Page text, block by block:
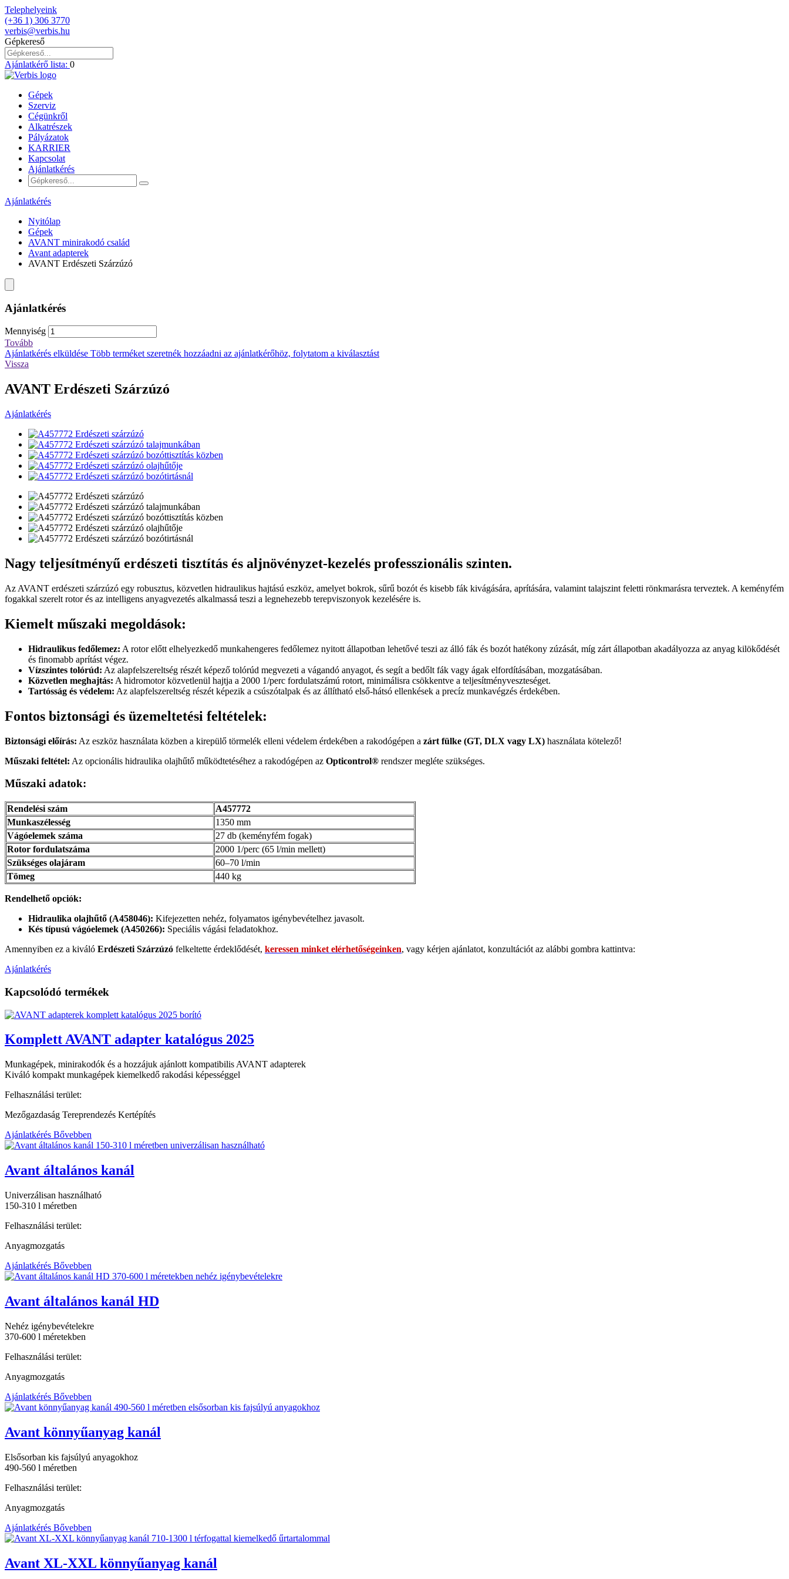
Telephelyeink
(+36 1) 306 3770
verbis@verbis.hu
Gépkereső
Ajánlatkérő lista: 0
Gépek
Szerviz
Cégünkről
Alkatrészek
Pályázatok
KARRIER
Kapcsolat
Ajánlatkérés
Ajánlatkérés
Nyitólap
Gépek
AVANT minirakodó család
Avant adapterek
AVANT Erdészeti Szárzúzó
Ajánlatkérés
Mennyiség
Tovább
Ajánlatkérés elküldése Több terméket szeretnék hozzáadni az ajánlatkérőhöz, folytatom a kiválasztást
Vissza
AVANT Erdészeti Szárzúzó
Ajánlatkérés
Nagy teljesítményű erdészeti tisztítás és aljnövényzet-kezelés professzionális szinten.
Az AVANT erdészeti szárzúzó egy robusztus, közvetlen hidraulikus hajtású eszköz, amelyet bokrok, sűrű bozót és kisebb fák kivágására, aprítására, valamint talajszint feletti rönkmarásra terveztek. A keményfém
fogakkal szerelt rotor és az intelligens anyagvezetés alkalmassá teszi a legnehezebb terepviszonyok kezelésére is.
Kiemelt műszaki megoldások:
Hidraulikus fedőlemez: A rotor előtt elhelyezkedő munkahengeres fedőlemez nyitott állapotban lehetővé teszi az álló fák és bozót hatékony zúzását, míg zárt állapotban akadályozza az anyag kilökődését
és finomabb aprítást végez.
Vízszintes tolórúd: Az alapfelszereltség részét képező tolórúd megvezeti a vágandó anyagot, és segít a bedőlt fák vagy ágak elfordításában, mozgatásában.
Közvetlen meghajtás: A hidromotor közvetlenül hajtja a 2000 1/perc fordulatszámú rotort, minimálisra csökkentve a teljesítményveszteséget.
Tartósság és védelem: Az alapfelszereltség részét képezik a csúszótalpak és az állítható első-hátsó ellenkések a precíz munkavégzés érdekében.
Fontos biztonsági és üzemeltetési feltételek:
Biztonsági előírás: Az eszköz használata közben a kirepülő törmelék elleni védelem érdekében a rakodógépen a zárt fülke (GT, DLX vagy LX) használata kötelező!
Műszaki feltétel: Az opcionális hidraulika olajhűtő működtetéséhez a rakodógépen az Opticontrol® rendszer megléte szükséges.
Műszaki adatok:
Rendelési szám
A457772
Munkaszélesség
1350 mm
Vágóelemek száma
27 db (keményfém fogak)
Rotor fordulatszáma
2000 1/perc (65 l/min mellett)
Szükséges olajáram
60–70 l/min
Tömeg
440 kg
Rendelhető opciók:
Hidraulika olajhűtő (A458046): Kifejezetten nehéz, folyamatos igénybevételhez javasolt.
Kés típusú vágóelemek (A450266): Speciális vágási feladatokhoz.
Amennyiben ez a kiváló Erdészeti Szárzúzó felkeltette érdeklődését, keressen minket elérhetőségeinken, vagy kérjen ajánlatot, konzultációt az alábbi gombra kattintva:
Ajánlatkérés
Kapcsolódó termékek
Komplett AVANT adapter katalógus 2025
Munkagépek, minirakodók és a hozzájuk ajánlott kompatibilis AVANT adapterek
Kiváló kompakt munkagépek kiemelkedő rakodási képességgel
Felhasználási terület:
Mezőgazdaság Tereprendezés Kertépítés
Ajánlatkérés Bővebben
Avant általános kanál
Univerzálisan használható
150-310 l méretben
Felhasználási terület:
Anyagmozgatás
Ajánlatkérés Bővebben
Avant általános kanál HD
Nehéz igénybevételekre
370-600 l méretekben
Felhasználási terület:
Anyagmozgatás
Ajánlatkérés Bővebben
Avant könnyűanyag kanál
Elsősorban kis fajsúlyú anyagokhoz
490-560 l méretben
Felhasználási terület:
Anyagmozgatás
Ajánlatkérés Bővebben
Avant XL-XXL könnyűanyag kanál